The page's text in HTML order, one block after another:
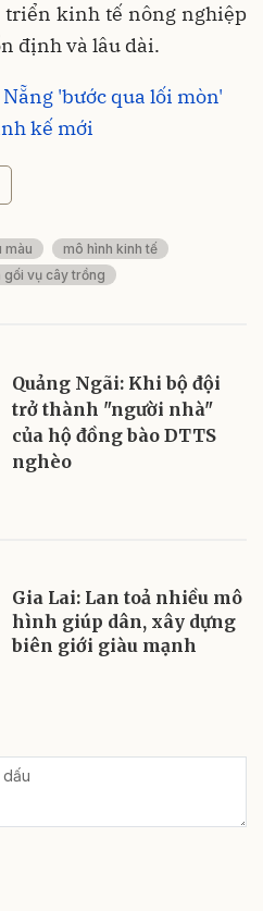
triển kinh tế nông nghiệp
định và lâu dài.
'bước qua lối mòn'
kế mới
màu
mô hình kinh tế
gối vụ cây trồng
Quảng Ngãi: Khi bộ đội
trở thành "người nhà"
của hộ đồng bào DTTS
nghèo
Gia Lai: Lan toả nhiều mô
hình giúp dân, xây dựng
biên giới giàu mạnh